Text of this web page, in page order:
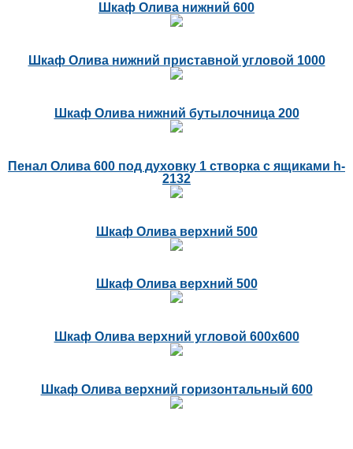
Шкаф Олива нижний 600
Шкаф Олива нижний приставной угловой 1000
Шкаф Олива нижний бутылочница 200
Пенал Олива 600 под духовку 1 створка c ящиками h-
2132
Шкаф Олива верхний 500
Шкаф Олива верхний 500
Шкаф Олива верхний угловой 600х600
Шкаф Олива верхний горизонтальный 600